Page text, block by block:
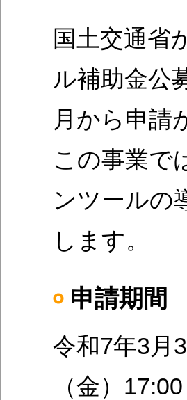
国土交通省
ル補助金公
月から申請
この事業で
ンツールの
します。​
申請期間
令和7年3月
（金）17:00